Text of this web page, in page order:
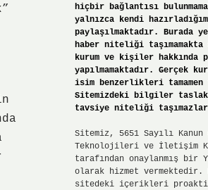
hiçbir bağlantısı
yalnızca kendi
paylaşılmaktadır. Burada
haber niteliği taşımamakta
kurum ve kişiler hakkında
yapılmamaktadır. Gerçek
isim benzerlikleri
Sitemizdeki bilgiler
tavsiye niteliği
Sitemiz, 5651 Sayılı
Teknolojileri ve İletişim
tarafından onaylanmış bir
olarak hizmet vermektedir.
sitedeki içerikleri